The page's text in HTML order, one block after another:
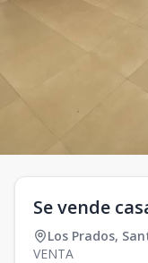
Se vende
Los Prados,
VENTA